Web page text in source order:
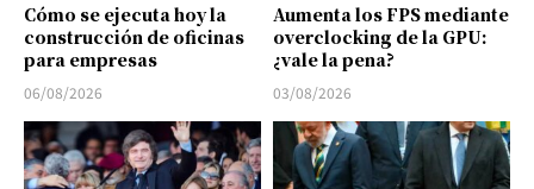
Cómo se ejecuta hoy la
construcción de oficinas
para empresas
06/08/2026
Aumenta los FPS mediante
overclocking de la GPU:
¿vale la pena?
03/08/2026